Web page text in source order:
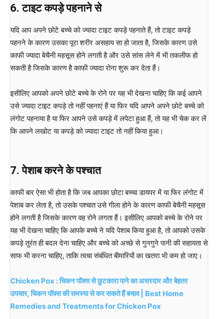
6. टाइट कपड़े पहनाने से
यदि आप अपने छोटे बच्चे को ज्यादा टाइट कपड़े पहनाते हैं, तो टाइट कपड़े
पहनने के कारण उसका पूरा शरीर असहाय सा हो जाता है, जिसके कारण उसे
काफी ज्यादा बेचैनी महसूस होने लगती है और उसे सांस लेने में भी तकलीफ हो
सकती है जिसके कारण है काफी ज्यादा रोना शुरू कर देता हैं।
इसीलिए आपको अपने छोटे बच्चे के रोने पर यह भी देखना चाहिए कि कई आपने
उसे ज्यादा टाइट कपड़े तो नहीं पहनाएं हैं या फिर यदि आपने अपने छोटे बच्चे को
लंगोट पहनाया है या फिर आपने उसे कपड़े में लपेटा हुआ हैं, तो यह भी चेक कर लें
कि आपने लखोट या कपड़े को ज्यादा टाइट तो नहीं किया हुआ।
7. पेशाब करने के पश्चात
काफी बार ऐसा भी होता है कि जब आपका छोटा बच्चा डायपर में या फिर लंगोट में
पेशाब कर लेता है, तो उसके पश्चात उसे गीला होने के कारण काफी बेचैनी महसूस
होने लगती है जिसके कारण वह रोने लगता हैं। इसीलिए आपको बच्चे के रोने पर
यह भी देखना चाहिए कि आपके बच्चे ने यदि पेशाब किया हुआ है, तो आपको उसके
कपड़े तुरंत ही बदल देना चाहिए और बच्चे को अच्छे से गुनगुने पानी की सहायता से
साफ भी करना चाहिए, ताकि त्वचा संबंधित बीमारियों का खतरा भी कम हो जाए।
Chicken Pox : चिकन पॉक्स से छुटकारा पाने का असरदार और बेहतर
उपचार, चिकन पॉक्स की समस्या से कर सकते हैं बचाव | Best Home
Remedies and Treatments for Chicken Pox